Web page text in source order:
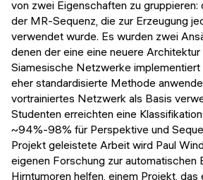
von zwei Eigenschaften zu
der MR-Sequenz, die zur Erzeugung
verwendet wurde. Es wurden zwei
denen der eine eine neuere Architektur
Siamesische Netzwerke implementiert
eher standardisierte Methode
vortrainiertes Netzwerk als Basis
Studenten erreichten eine
~94%-98% für Perspektive und
Projekt geleistete Arbeit wird Paul
eigenen Forschung zur automatischen
Hirntumoren helfen, einem Projekt, das